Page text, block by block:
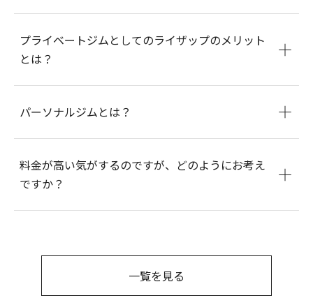
プライベートジムとしてのライザップのメリット
とは？
パーソナルジムとは？
料金が高い気がするのですが、どのようにお考え
ですか？
一覧を見る